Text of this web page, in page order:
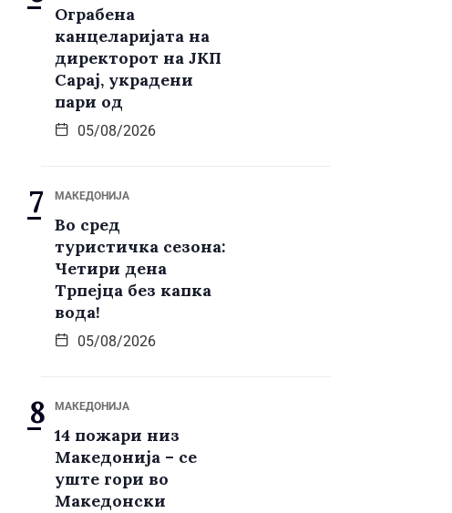
Ограбена
канцеларијата на
директорот на ЈКП
Сарај, украдени
пари од
05/08/2026
МАКЕДОНИЈА
Во сред
туристичка сезона:
Четири дена
Трпејца без капка
вода!
05/08/2026
МАКЕДОНИЈА
14 пожари низ
Македонија – се
уште гори во
Македонски